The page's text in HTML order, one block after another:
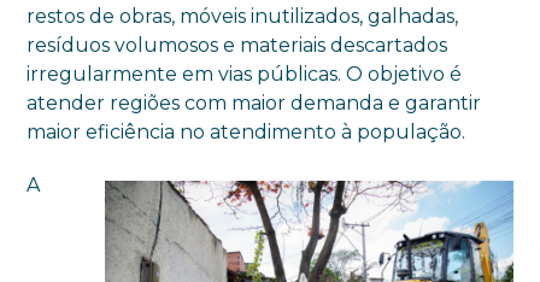
restos de obras, móveis inutilizados, galhadas,
resíduos volumosos e materiais descartados
irregularmente em vias públicas. O objetivo é
atender regiões com maior demanda e garantir
maior eficiência no atendimento à população.
A